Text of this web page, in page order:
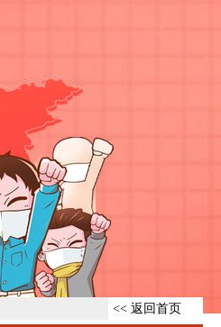
<< 返回首页